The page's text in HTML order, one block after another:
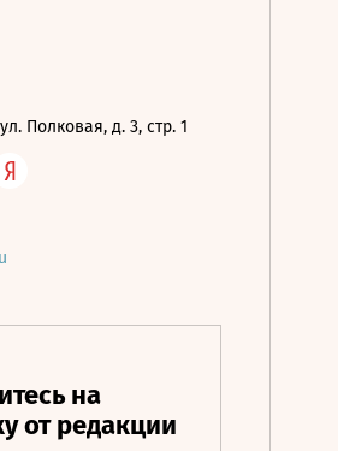
Полковая, д. 3, стр. 1